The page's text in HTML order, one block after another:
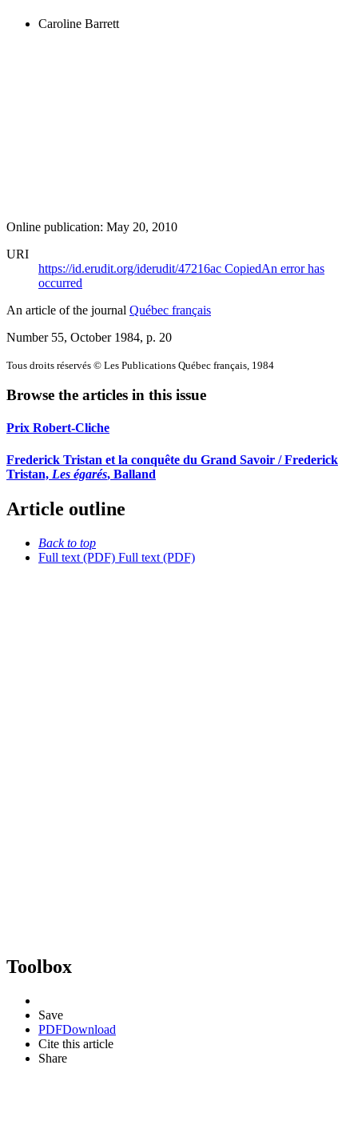
Caroline Barrett
Online publication: May 20, 2010
URI
https://id.erudit.org/iderudit/47216ac CopiedAn error has
occurred
An article of the journal Québec français
Number 55, October 1984, p. 20
Tous droits réservés © Les Publications Québec français, 1984
Browse the articles in this issue
Prix Robert-Cliche
Frederick Tristan et la conquête du Grand Savoir / Frederick
Tristan, Les égarés, Balland
Article outline
Back to top
Full text (PDF) Full text (PDF)
Toolbox
Save
PDFDownload
Cite this article
Share